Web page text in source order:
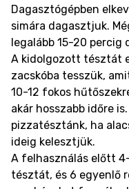
Dagasztógépben
simára dagasztjuk.
legalább 15-20 percig
A kidolgozott tésztát
zacskóba tesszük,
10-12 fokos
akár hosszabb időre
pizzatésztánk, ha
ideig kelesztjük.
A felhasználás előtt
tésztát, és 6 egyenlő